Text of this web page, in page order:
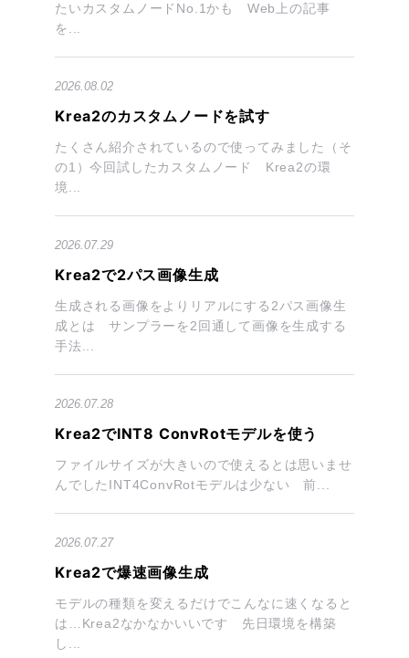
たいカスタムノードNo.1かも Web上の記事
を...
2026.08.02
Krea2のカスタムノードを試す
たくさん紹介されているので使ってみました（そ
の1）今回試したカスタムノード Krea2の環
境...
2026.07.29
Krea2で2パス画像生成
生成される画像をよりリアルにする2パス画像生
成とは サンプラーを2回通して画像を生成する
手法...
2026.07.28
Krea2でINT8 ConvRotモデルを使う
ファイルサイズが大きいので使えるとは思いませ
んでしたINT4ConvRotモデルは少ない 前...
2026.07.27
Krea2で爆速画像生成
モデルの種類を変えるだけでこんなに速くなると
は…Krea2なかなかいいです 先日環境を構築
し...